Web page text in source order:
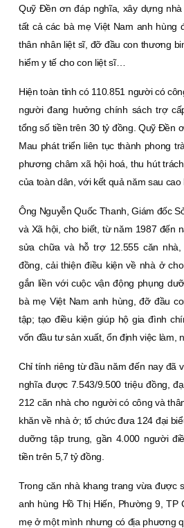
Quỹ Đền ơn đáp nghĩa, xây dựng
tất cả các bà mẹ Việt Nam anh hùng
thân nhân liệt sĩ, đỡ đầu con thương
hiểm y tế cho con liệt sĩ…
Hiện toàn tỉnh có 110.851 người có
người đang hưởng chính sách trợ
tổng số tiền trên 30 tỷ đồng. Quỹ Đền
Mau phát triển liên tục thành phong
phương châm xã hội hoá, thu hút
của toàn dân, với kết quả năm sau
Ông Nguyễn Quốc Thanh, Giám đốc
và Xã hội, cho biết, từ năm 1987 đến
sửa chữa và hỗ trợ 12.555 căn
đồng, cải thiện điều kiện về nhà ở
gắn liền với cuộc vận động phụng
bà mẹ Việt Nam anh hùng, đỡ đầu
tập; tạo điều kiện giúp hộ gia đình
vốn đầu tư sản xuất, ổn định việc làm,
Chỉ tính riêng từ đầu năm đến nay đã
nghĩa được 7.543/9.500 triệu đồng,
212 căn nhà cho người có công và
khăn về nhà ở; tổ chức đưa 124 đại
dưỡng tập trung, gần 4.000 người
tiền trên 5,7 tỷ đồng.
Trong căn nhà khang trang vừa được
anh hùng Hồ Thị Hiến, Phường 9, TP
mẹ ở một mình nhưng có địa phương